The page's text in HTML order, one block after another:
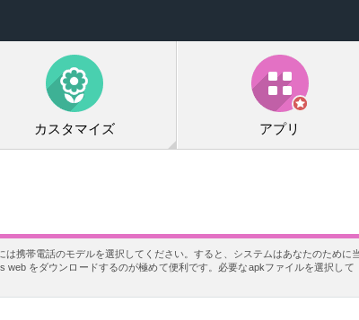
カスタマイズ アプリ
携帯電話のモデルを選択してください。すると、システムはあなたのために
web をダウンロードするのが極めて便利です。必要なapkファイルを選択して